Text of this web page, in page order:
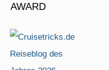
AWARD